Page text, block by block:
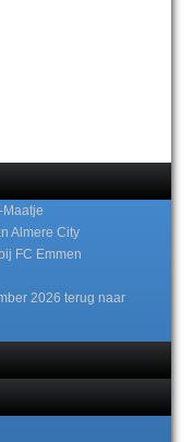
Almere City
FC Emmen
2026 terug naar